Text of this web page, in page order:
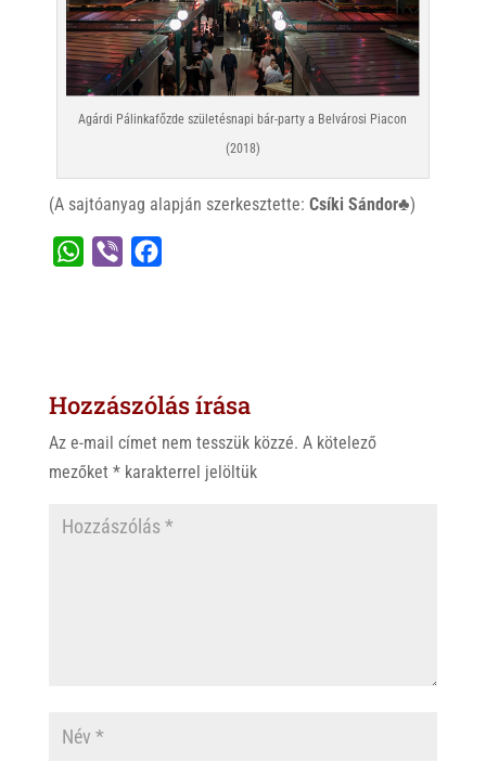
Agárdi Pálinkafőzde születésnapi bár-party a Belvárosi Piacon
(2018)
(A sajtóanyag alapján szerkesztette: Csíki Sándor♣)
A
p
o
k
Hozzászólás írása
Az e-mail címet nem tesszük közzé. A kötelező
mezőket *karakterrel jelöltük